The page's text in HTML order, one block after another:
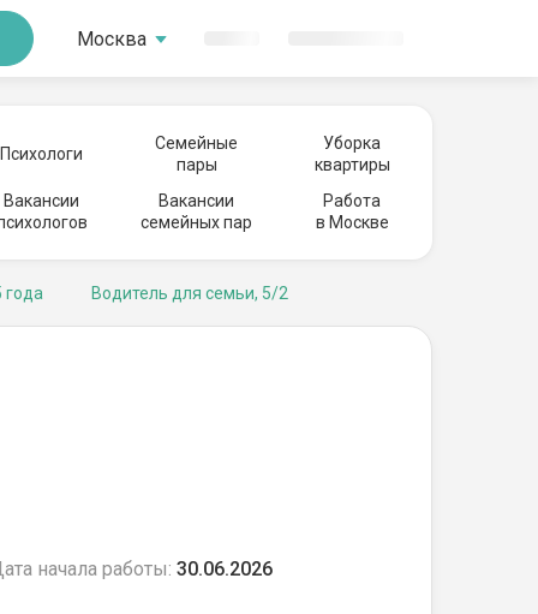
Москва
Психологи
Семейные
пары
Уборка
квартиры
Вакансии
Вакансии
семейных пар
Работа
в Москве
года Водитель для семьи, 5/2
начала работы: 30.06.2026